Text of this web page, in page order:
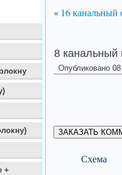
+
« 16 канальный
8 канальный
Опубликовано
ЗАКАЗАТЬ
Схема